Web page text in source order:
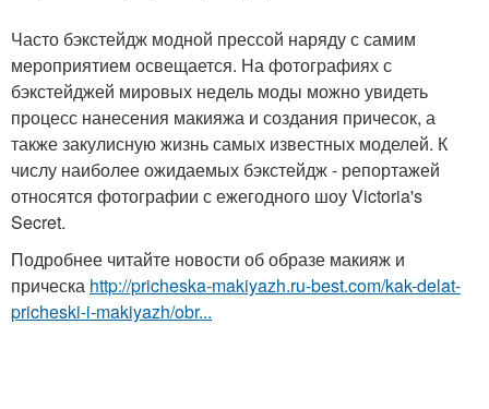
Часто бэкстейдж модной прессой наряду с самим
мероприятием освещается. На фотографиях с
бэкстейджей мировых недель моды можно увидеть
процесс нанесения макияжа и создания причесок, а
также закулисную жизнь самых известных моделей. К
числу наиболее ожидаемых бэкстейдж - репортажей
относятся фотографии с ежегодного шоу Victoria's
Secret.
Подробнее читайте новости об образе макияж и
прическа http://pricheska-makiyazh.ru-best.com/kak-delat-
pricheski-i-makiyazh/obr...